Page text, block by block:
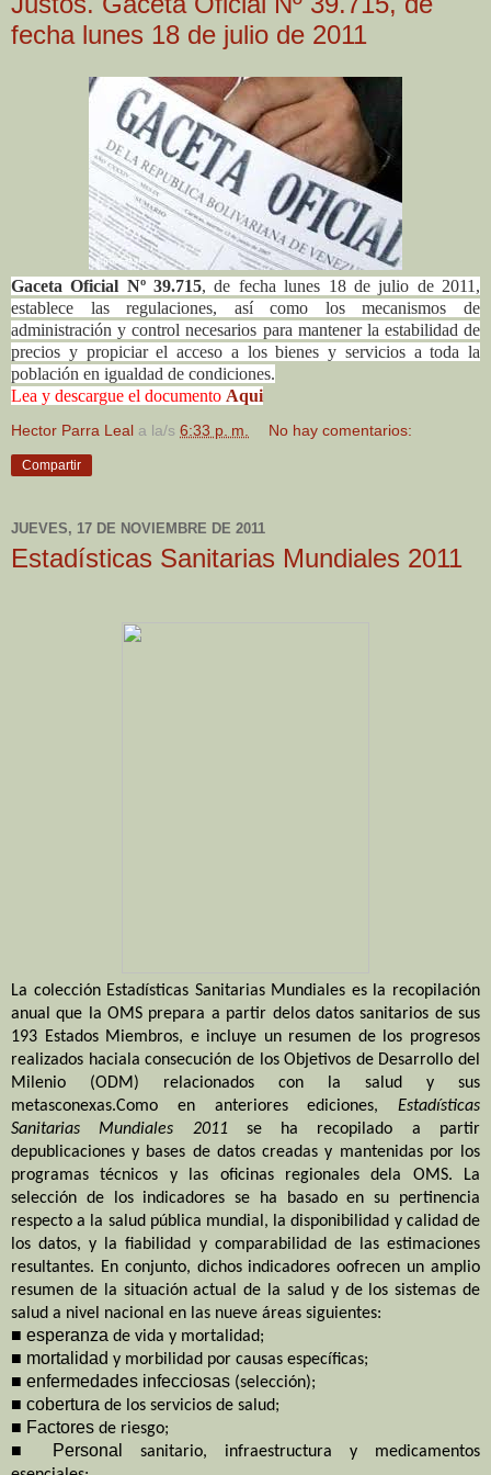
fecha lunes 18 de julio de 2011
Gaceta Oficial Nº 39.715, de fecha lunes 18 de julio de 2011,
establece las regulaciones, así como los mecanismos de
administración y control necesarios para mantener la estabilidad de
precios y propiciar el acceso a los bienes y servicios a toda la
población en igualdad de condiciones.
Lea y descargue el documento Aqui
Hector Parra Leal a la/s 6:33 p. m. No hay comentarios:
Compartir
JUEVES, 17 DE NOVIEMBRE DE 2011
Estadísticas Sanitarias Mundiales 2011
La colección Estadísticas Sanitarias Mundiales es la recopilación
anual que la OMS prepara a partir delos datos sanitarios de sus
193 Estados Miembros, e incluye un resumen de los progresos
realizados haciala consecución de los Objetivos de Desarrollo del
Milenio (ODM) relacionados con la salud y sus
metasconexas.Como en anterioresediciones, Estadísticas
Sanitarias Mundiales 2011 se
ha recopilado a partir
depublicaciones y bases de datos creadas y mantenidas por los
programas técnicos y las oficinas regionales dela OMS. La
selección de los indicadores se ha basado en su pertinencia
respecto a la salud pública mundial , ladisponibilidad y calidad de
los datos, y lafiabilidad y comparabilidad de las estimaciones
resultantes. En conjunto, dichos indicadoresoofrecen un amplio
resumen de la situación actual de la salud y de los sistemasde
salud a nivel nacional en las nueve áreas siguientes:
■ esperanza de vida y mortalidad;
■ mortalidad y morbilidad por causas específicas;
■ enfermedades infecciosas (selección);
■ cobertura de los servicios de salud;
■ Factores de riesgo;
■ Personal sanitario, infraestructura y medicamentos